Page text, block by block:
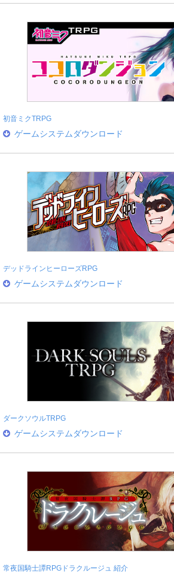
初音ミクTRPG
ゲームシステムダウンロード
デッドラインヒーローズRPG
ゲームシステムダウンロード
ダークソウルTRPG
ゲームシステムダウンロード
常夜国騎士譚RPGドラクルージュ 紹介